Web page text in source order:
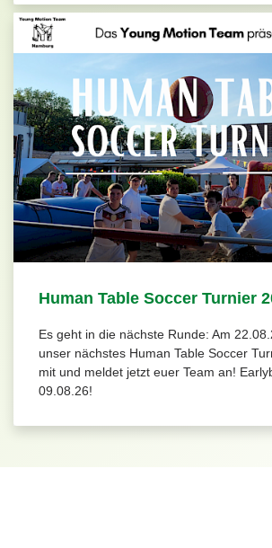
Human Table Soccer Turnier
Es geht in die nächste Runde: Am
unser nächstes Human Table Soccer
mit und meldet jetzt euer Team an!
09.08.26!